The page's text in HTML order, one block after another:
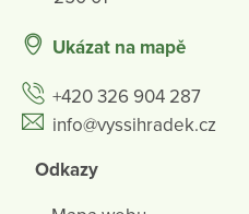
Ukázat na mapě
+420 326 904 287
info@vyssihradek.cz
Odkazy